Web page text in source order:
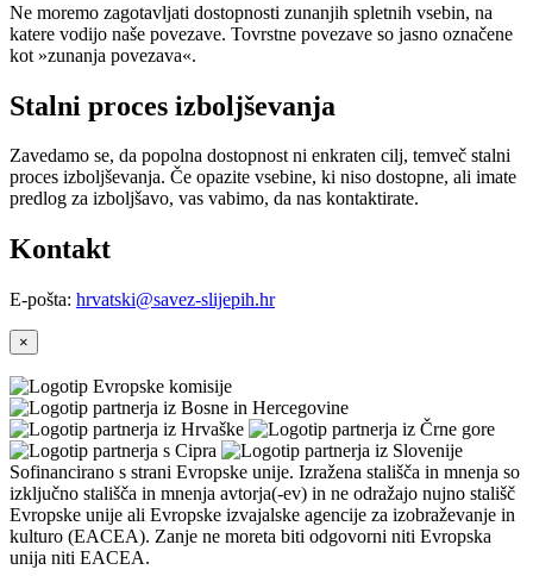
Ne moremo zagotavljati dostopnosti zunanjih spletnih vsebin, na
katere vodijo naše povezave. Tovrstne povezave so jasno označene
kot »zunanja povezava«.
Stalni proces izboljševanja
Zavedamo se, da popolna dostopnost ni enkraten cilj, temveč stalni
proces izboljševanja. Če opazite vsebine, ki niso dostopne, ali imate
predlog za izboljšavo, vas vabimo, da nas kontaktirate.
Kontakt
E-pošta: hrvatski@savez-slijepih.hr
×
Sofinancirano s strani Evropske unije. Izražena stališča in mnenja so
izključno stališča in mnenja avtorja(-ev) in ne odražajo nujno stališč
Evropske unije ali Evropske izvajalske agencije za izobraževanje in
kulturo (EACEA). Zanje ne moreta biti odgovorni niti Evropska
unija niti EACEA.